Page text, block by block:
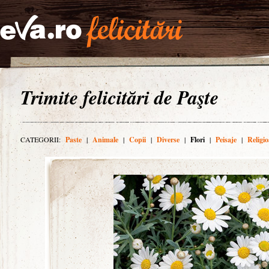
Trimite felicitări de Paşte
CATEGORII: Paste | Animale | Copii | Diverse | Flori | Peisaje |